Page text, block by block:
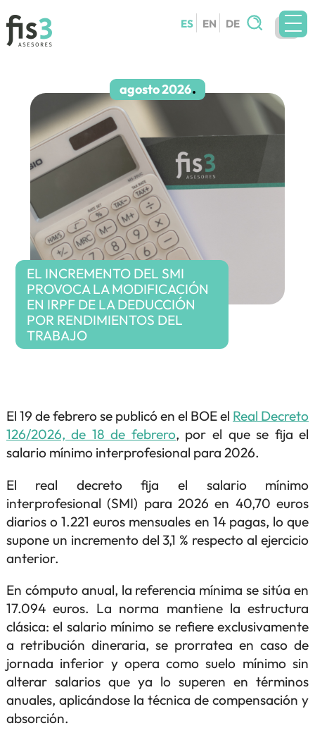
ES EN DE
Buscar:
SERVICIOS
CIRCULARES
BLOG
TRABAJA CON NOSOTROS
agosto 2026
EL INCREMENTO DEL SMI
PROVOCA LA MODIFICACIÓN
EN IRPF DE LA DEDUCCIÓN
POR RENDIMIENTOS DEL
TRABAJO
El 19 de febrero se publicó en el BOE el Real Decreto
126/2026, de 18 de febrero, por el que se fija el
salario mínimo interprofesional para 2026.
El real decreto fija el salario mínimo
interprofesional (SMI) para 2026 en 40,70 euros
diarios o 1.221 euros mensuales en 14 pagas, lo que
supone un incremento del 3,1 % respecto al ejercicio
anterior.
En cómputo anual, la referencia mínima se sitúa en
17.094 euros. La norma mantiene la estructura
clásica: el salario mínimo se refiere exclusivamente
a retribución dineraria, se prorratea en caso de
jornada inferior y opera como suelo mínimo sin
alterar salarios que ya lo superen en términos
anuales, aplicándose la técnica de compensación y
absorción.